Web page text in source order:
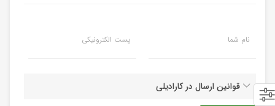
نام شما پست الکترونیکی
قوانین ارسال در کارادیلی